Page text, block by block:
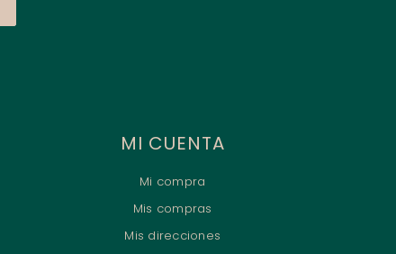
MI CUENTA
Mi compra
Mis compras
Mis direcciones